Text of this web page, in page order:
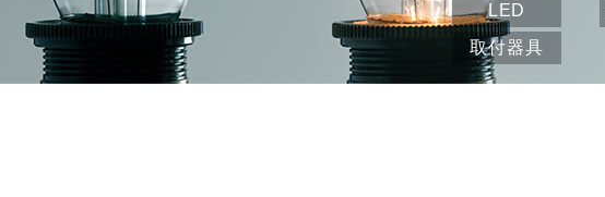
LED
取付器具